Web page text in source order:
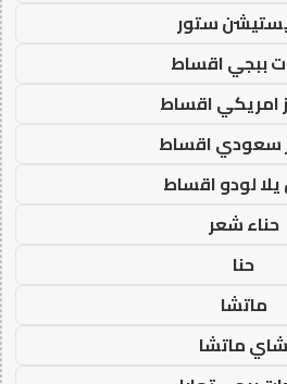
ستور
ببجي اقساط
امريكي اقساط
سعودي اقساط
لودو اقساط
حناء شعر
حنا
ماتشا
شاي ماتشا